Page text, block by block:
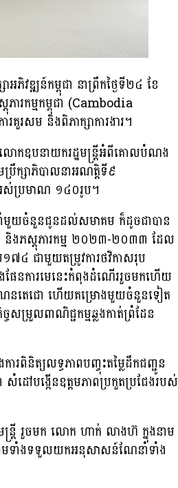
វឌ្ឍន៍កម្ពុជា​ នាព្រឹកថ្ងៃទី២៤​ ខែ
រកម្មកម្ពុជា (Cambodia
សម និងពិភាក្សាការងារ។
លោកឧបនាយករដ្ឋមន្រ្តីអំពីគោលបំណង
រឹក្សាភិបាលនាអណត្តិទី៩
ស់ប្រមាណ ១៤០រូប។
ាំមួយចំនួនជូនដល់សមាគម ក៏ដូចជាបាន
យ និងភស្តុភារកម្ម ២០២៣-២០៣៣ ដែល
៧៤ ជាមួយតម្រូវការថវិកាសរុប
ផែនការមេនេះកំពុងដំណើររួចមកហើយ
ណនតេជោ ហើយគម្រោងមួយចំនួនទៀត
ម្រួលពាណិជ្ជកម្មឆ្លងកាត់ព្រំដែន
រពិនិត្យលទ្ធភាពបញ្ចុះតម្លៃដឹកជញ្ជូន
សំដៅបង្កើនឧត្តមភាពប្រកួតប្រជែងរបស់
ត្រី រួចមក លោក ហាក់ លាងហ៊ ក្នុងនាម
រមទាំងទទួលយកអនុសាសន៍ណែនាំទាំង